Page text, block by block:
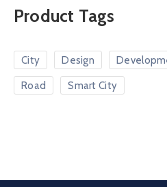
Product Tags
City Design
Road Smart City